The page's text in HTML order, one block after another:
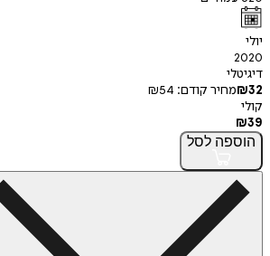
יולי
2020
דיגיטלי
₪32 מחיר קודם: ₪54
קולי
₪39
הוספה לסל